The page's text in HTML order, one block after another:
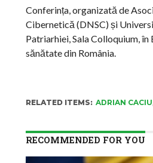
Conferința, organizată de
Cibernetică (DNSC) și
Patriarhiei, Sala Colloquium,
sănătate din România.
RELATED ITEMS: ADRIAN CACIU
RECOMMENDED FOR YOU